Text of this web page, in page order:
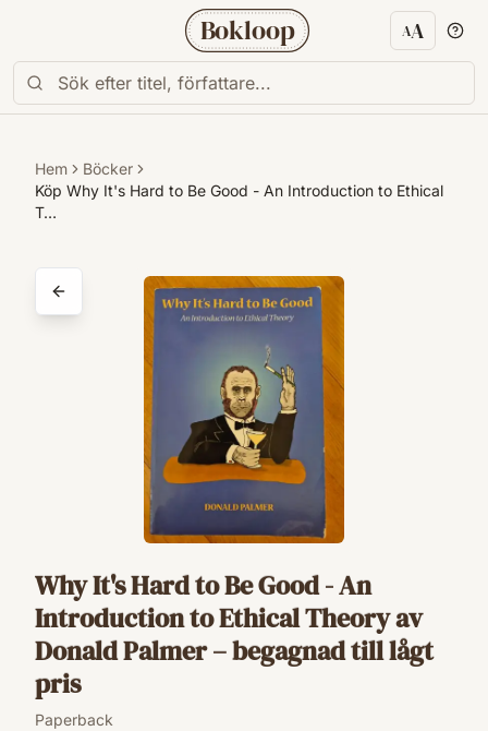
Bokloop AA
Hem
Böcker
Köp Why It's Hard to Be Good - An Introduction to Ethical
T…
Why It's Hard to Be Good - An
Introduction to Ethical Theory av
Donald Palmer – begagnad till lågt
pris
Paperback